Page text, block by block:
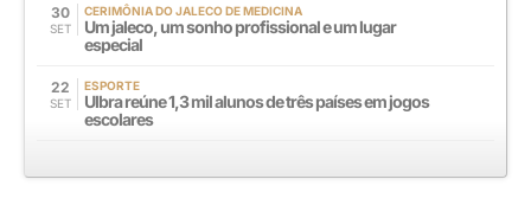
30
SET
CERIMÔNIA DO JALECO DE MEDICINA
Um jaleco, um sonho profissional e um lugar
especial
22
SET
ESPORTE
Ulbra reúne 1,3 mil alunos de três países em jogos
escolares